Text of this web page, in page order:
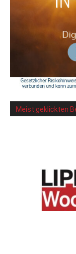
Meist geklickten